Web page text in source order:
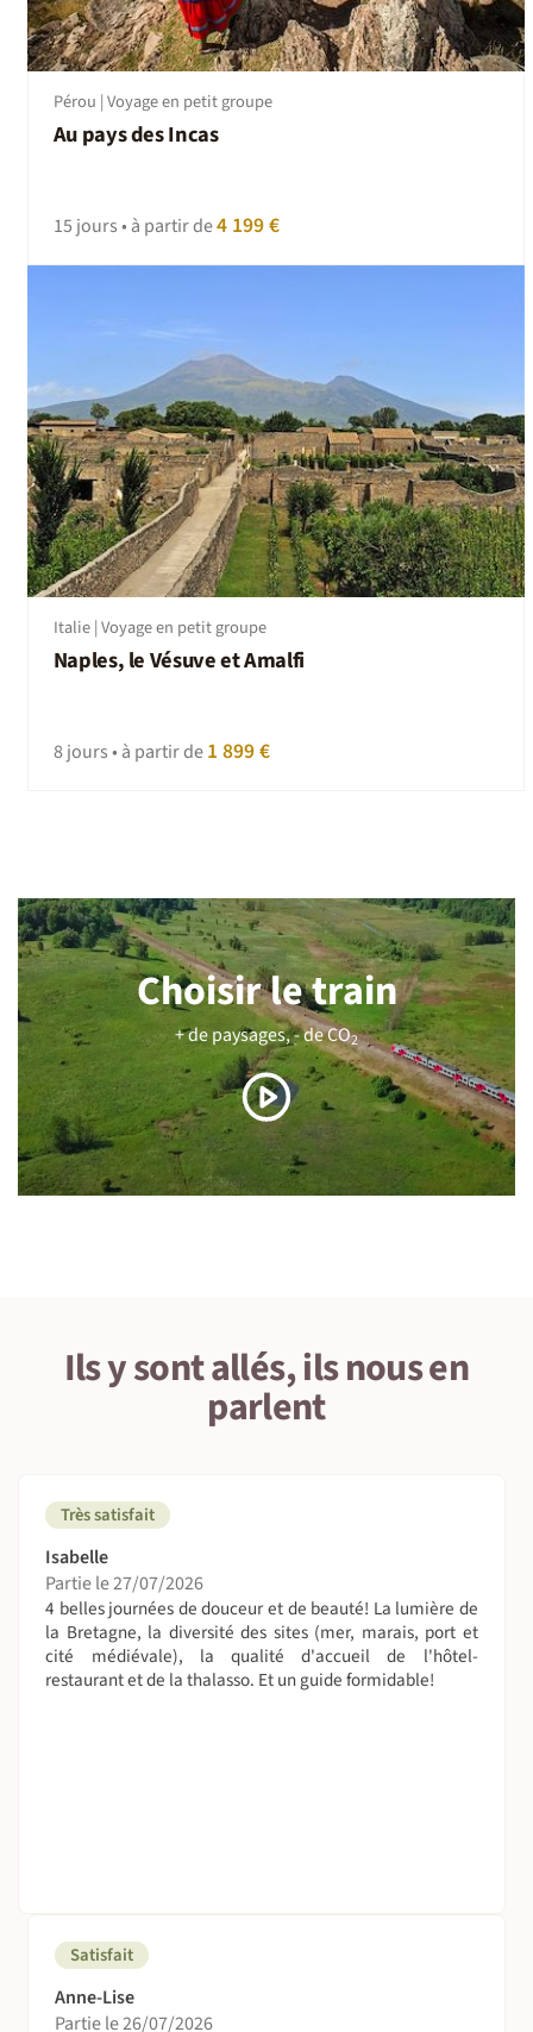
Pérou | Voyage en petit groupe
Au pays des Incas
15 jours • à partir de4 199 €
Italie | Voyage en petit groupe
Naples, le Vésuve et Amalfi
8 jours • à partir de1 899 €
Choisir le train
+ de paysages, - de CO2
Ils y sont allés, ils nous en
parlent
Très satisfait
Isabelle
Partie le 27/07/2026
4 belles journées de douceur et de beauté! La lumière de
la Bretagne, la diversité des sites (mer, marais, port et
cité médiévale), la qualité d'accueil de l'hôtel-
restaurant et de la thalasso. Et un guide formidable!
Satisfait
Anne-Lise
Partie le 26/07/2026